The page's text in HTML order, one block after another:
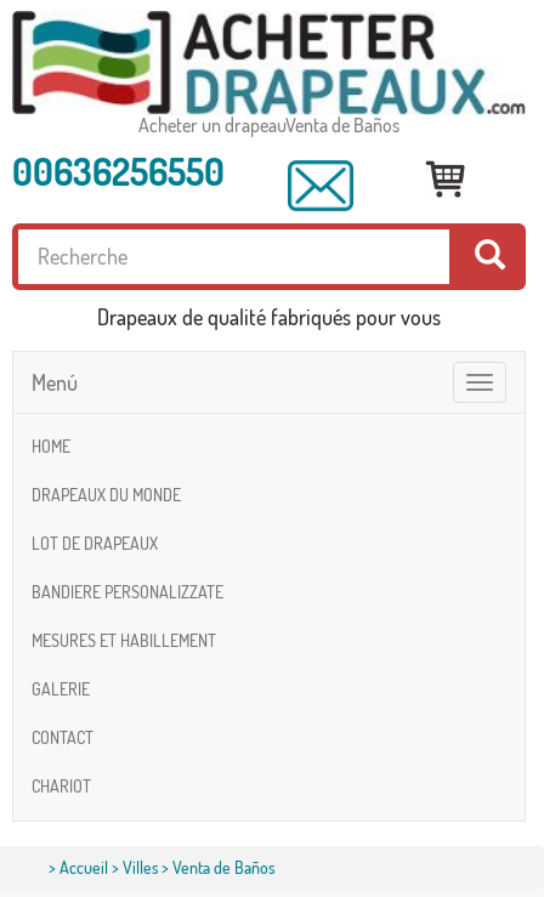
Acheter un drapeauVenta de Baños
00636256550
Drapeaux de qualité fabriqués pour vous
Toggle
navigation
Menú
HOME
DRAPEAUX DU MONDE
LOT DE DRAPEAUX
BANDIERE PERSONALIZZATE
MESURES ET HABILLEMENT
GALERIE
CONTACT
CHARIOT
>Accueil>Villes> Venta de Baños